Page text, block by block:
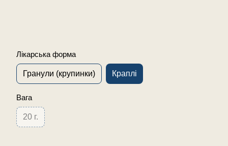
Лікарська форма
Гранули (крупинки) Краплі
Вага
20 г.